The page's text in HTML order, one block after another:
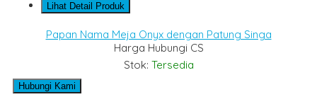
Lihat Detail Produk
Papan Nama Meja Onyx dengan Patung Singa
Harga Hubungi CS
Stok: Tersedia
Hubungi Kami